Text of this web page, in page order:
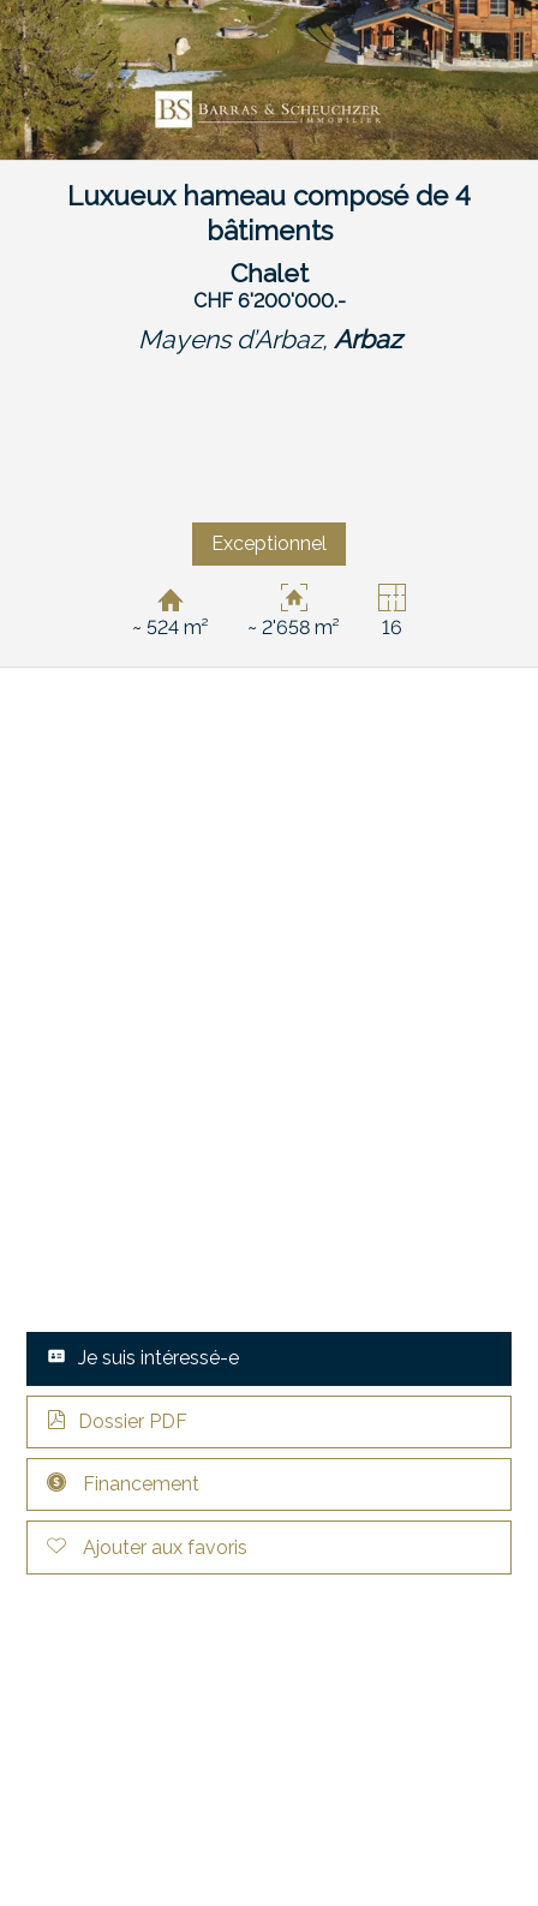
Luxueux hameau composé de 4
bâtiments
Chalet
CHF 6'200'000.-
Mayens d’Arbaz, Arbaz
Exceptionnel
~ 524 m² ~ 2'658 m² 16
Je suis intéressé-e
Dossier PDF
Financement
Ajouter aux favoris